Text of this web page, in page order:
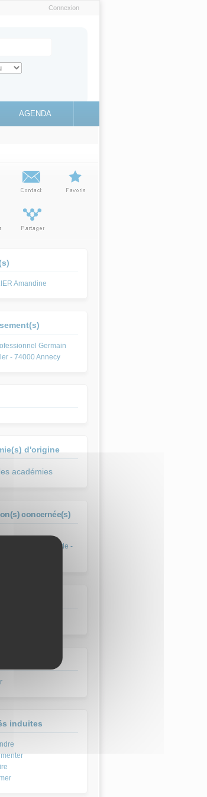
Connexion
sur le siteeducation.gouv.fr
AGENDA
Amandine
Germain
- 74000 Annecy
d'origine
académies
concernée(s)
Métiers de la mode -
induites